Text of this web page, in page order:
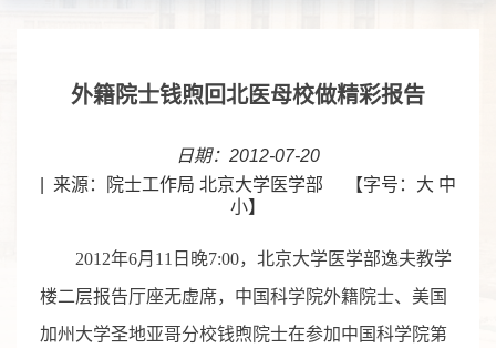
外籍院士钱煦回北医母校做精彩报告
日期：2012-07-20
来源：院士工作局 北京大学医学部 【字号： 大 中
小】
2012年6月11日晚7:00，北京大学医学部逸夫教学
楼二层报告厅座无虚席，中国科学院外籍院士、美国
加州大学圣地亚哥分校钱煦院士在参加中国科学院第